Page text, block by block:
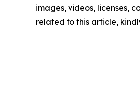
images, videos, licenses,
related to this article,